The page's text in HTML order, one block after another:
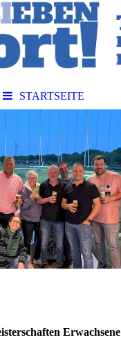
STARTSEITE
Erwachsene